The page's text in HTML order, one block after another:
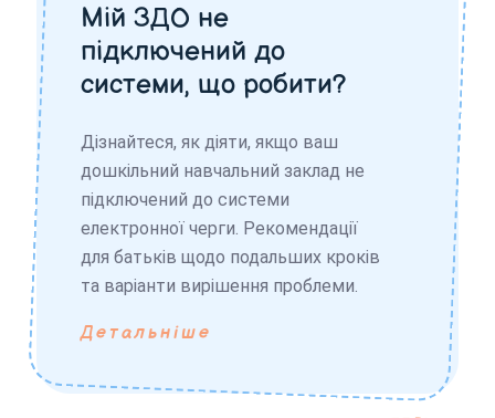
Мій ЗДО не
підключений до
системи, що робити?
Дізнайтеся, як діяти, якщо ваш
дошкільний навчальний заклад не
підключений до системи
електронної черги. Рекомендації
для батьків щодо подальших кроків
та варіанти вирішення проблеми.
Детальніше